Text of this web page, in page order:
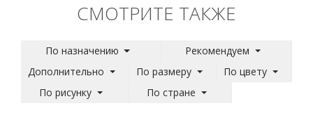
СМОТРИТЕ ТАКЖЕ
По назначению
Рекомендуем
Дополнительно
По размеру
По цвету
По рисунку
По стране